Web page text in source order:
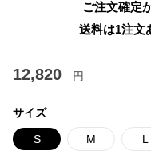
ご注文確定
送料は1注文
12,820 円
サイズ
S M L